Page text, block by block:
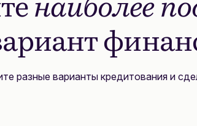
наиболее
разные варианты кредитования и